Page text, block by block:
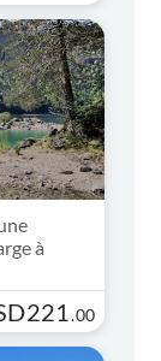
à
221 .00